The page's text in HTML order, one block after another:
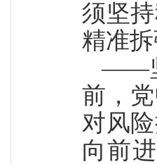
须坚
精准
——
前，
对风
向前